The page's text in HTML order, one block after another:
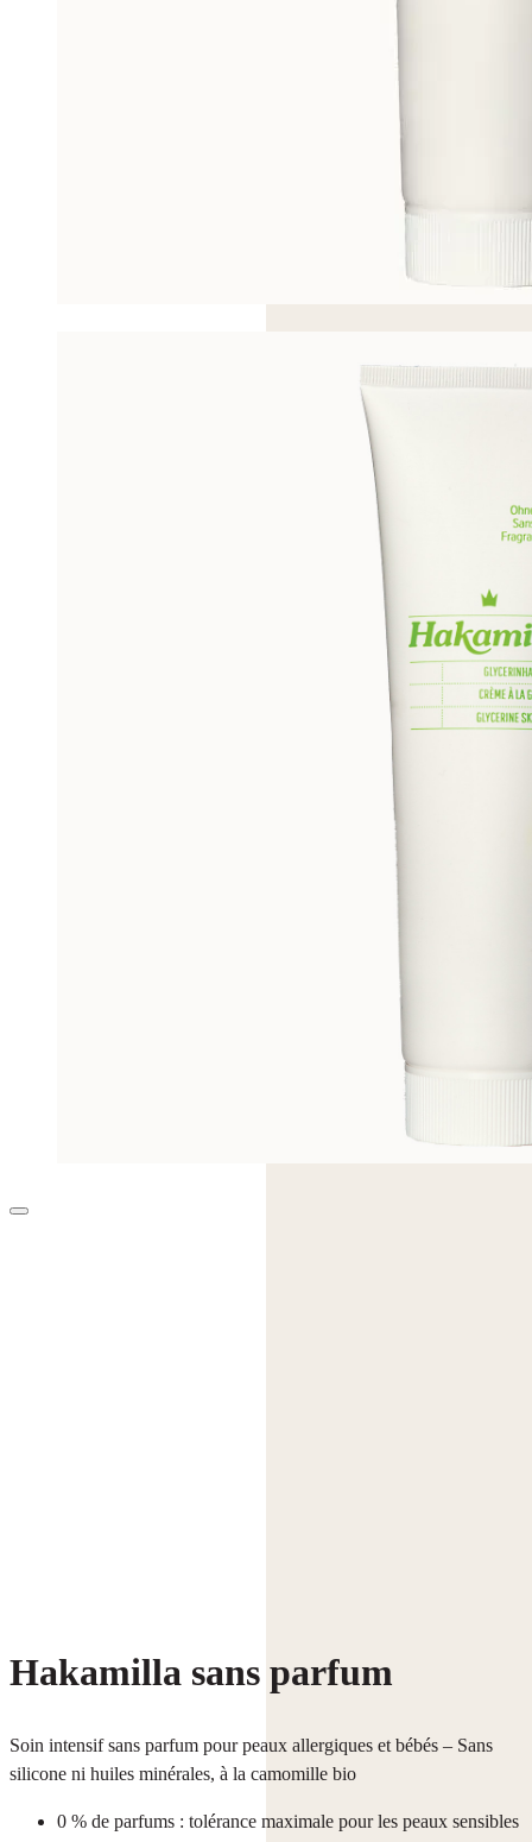
Hakamilla sans parfum
Soin intensif sans parfum pour peaux allergiques et bébés – Sans
silicone ni huiles minérales, à la camomille bio
0 % de parfums : tolérance maximale pour les peaux sensibles